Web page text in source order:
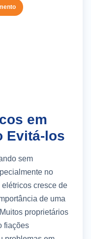
em
Evitá-los
sem
no
cresce de
de uma
proprietários
fiações